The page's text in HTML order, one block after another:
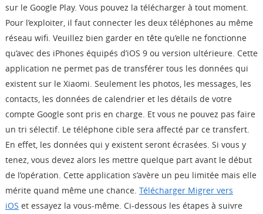
sur le Google Play. Vous pouvez la télécharger à tout moment.
Pour l’exploiter, il faut connecter les deux téléphones au même
réseau wifi. Veuillez bien garder en tête qu’elle ne fonctionne
qu’avec des iPhones équipés d’iOS 9 ou version ultérieure. Cette
application ne permet pas de transférer tous les données qui
existent sur le Xiaomi. Seulement les photos, les messages, les
contacts, les données de calendrier et les détails de votre
compte Google sont pris en charge. Et vous ne pouvez pas faire
un tri sélectif. Le téléphone cible sera affecté par ce transfert.
En effet, les données qui y existent seront écrasées. Si vous y
tenez, vous devez alors les mettre quelque part avant le début
de l’opération. Cette application s’avère un peu limitée mais elle
mérite quand même une chance. Télécharger Migrer vers
iOS et essayez la vous-même. Ci-dessous les étapes à suivre